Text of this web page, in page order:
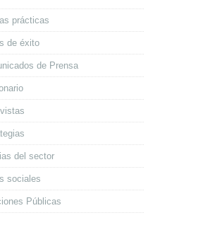
prácticas
de éxito
de Prensa
del sector
sociales
Públicas